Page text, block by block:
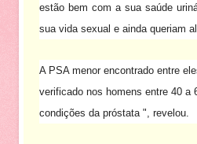
estão bem com a sua saúde
sua vida sexual e ainda queriam
A PSA menor encontrado entre
verificado nos homens entre 40 a
condições da próstata ", revelou.